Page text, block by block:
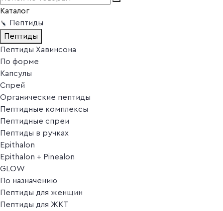
Каталог
Пептиды
Пептиды
Пептиды Хавинсона
По форме
Капсулы
Спрей
Органические пептиды
Пептидные комплексы
Пептидные спреи
Пептиды в ручках
Epithalon
Epithalon + Pinealon
GLOW
По назначению
Пептиды для женщин
Пептиды для ЖКТ